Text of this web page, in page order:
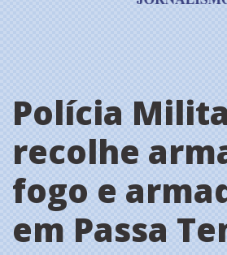
Polícia
recolhe
fogo e
em Passa